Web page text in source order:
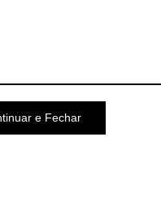
e Fechar